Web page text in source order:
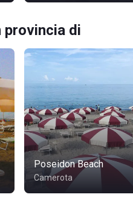
provincia di
Poseidon Beach
Camerota